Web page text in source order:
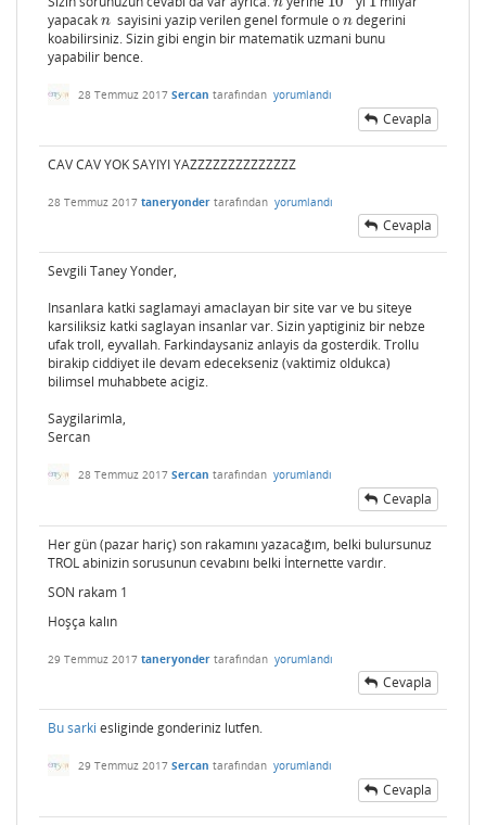
yapacak n
nsayisini yazip verilen genel formule o n
ndegerini
koabilirsiniz. Sizin gibi engin bir matematik uzmani bunu
yapabilir bence.
28 Temmuz 2017 Sercan tarafından yorumlandı
Cevapla
CAV CAV YOK SAYIYI YAZZZZZZZZZZZZZZ
28 Temmuz 2017 taneryonder tarafından yorumlandı
Cevapla
Sevgili Taney Yonder,
Insanlara katki saglamayi amaclayan bir site var ve bu siteye
karsiliksiz katki saglayan insanlar var. Sizin yaptiginiz bir nebze
ufak troll, eyvallah. Farkindaysaniz anlayis da gosterdik. Trollu
birakip ciddiyet ile devam edecekseniz (vaktimiz oldukca)
bilimsel muhabbete acigiz.
Saygilarimla,
Sercan
28 Temmuz 2017 Sercan tarafından yorumlandı
Cevapla
Her gün (pazar hariç) son rakamını yazacağım, belki bulursunuz
TROL abinizin sorusunun cevabını belki İnternette vardır.
SON rakam 1
Hoşça kalın
29 Temmuz 2017 taneryonder tarafından yorumlandı
Cevapla
Bu sarki esliginde gonderiniz lutfen.
29 Temmuz 2017 Sercan tarafından yorumlandı
Cevapla